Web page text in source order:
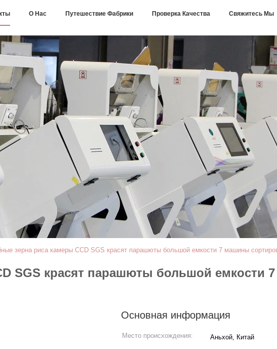
О Нас Путешествие Фабрики Проверка Качества Свяжитесь Мы
зерна риса камеры CCD SGS красят парашюты большой емкости 7 машины
SGS красят парашюты большой емкости
Основная информация
Место происхождения: Аньхой, Китай